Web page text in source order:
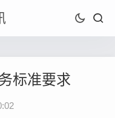
标准要求